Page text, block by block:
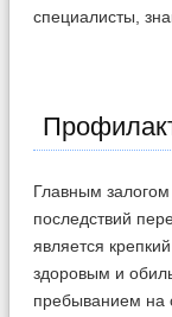
специалисты,
Главным
последствий
является
здоровым и
пребыванием на